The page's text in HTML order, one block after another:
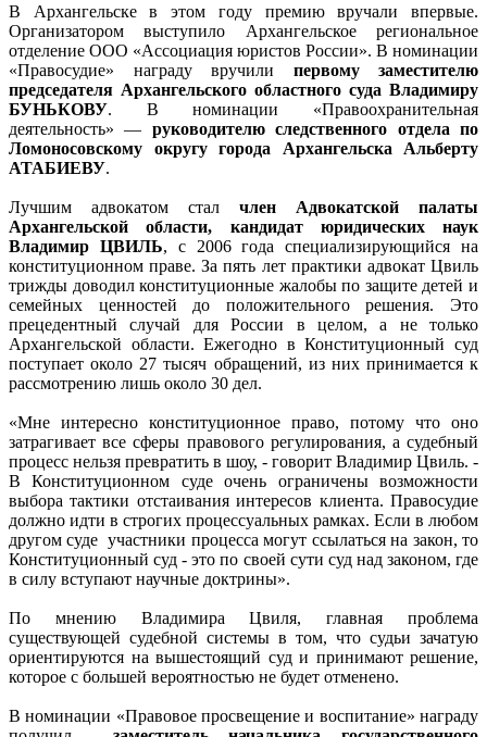
В Архангельске в этом году премию вручали впервые.
Организатором выступило Архангельское региональное
отделение ООО «Ассоциация юристов России». В номинации
«Правосудие» награду вручили первому заместителю
председателя Архангельского областного суда Владимиру
БУНЬКОВУ. В номинации «Правоохранительная
деятельность» — руководителю следственного отдела по
Ломоносовскому округу города Архангельска Альберту
АТАБИЕВУ.
Лучшим адвокатом стал член Адвокатской палаты
Архангельской области, кандидат юридических наук
Владимир ЦВИЛЬ, с 2006 года специализирующийся на
конституционном праве. За пять лет практики адвокат Цвиль
трижды доводил конституционные жалобы по защите детей и
семейных ценностей до положительного решения. Это
прецедентный случай для России в целом, а не только
Архангельской области. Ежегодно в Конституционный суд
поступает около 27 тысяч обращений, из них принимается к
рассмотрению лишь около 30 дел.
«Мне интересно конституционное право, потому что оно
затрагивает все сферы правового регулирования, а судебный
процесс нельзя превратить в шоу, - говорит Владимир Цвиль. -
В Конституционном суде очень ограничены возможности
выбора тактики отстаивания интересов клиента. Правосудие
должно идти в строгих процессуальных рамках. Если в любом
другом суде участники процесса могут ссылаться на закон, то
Конституционный суд - это по своей сути суд над законом, где
в силу вступают научные доктрины».
По мнению Владимира Цвиля, главная проблема
существующей судебной системы в том, что судьи зачатую
ориентируются на вышестоящий суд и принимают решение,
которое с большей вероятностью не будет отменено.
В номинации «Правовое просвещение и воспитание» награду